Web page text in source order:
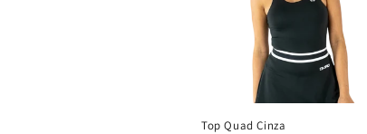
Top Quad Cinza